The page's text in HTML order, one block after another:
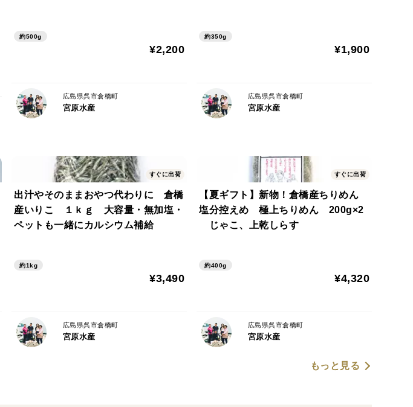
約500g
¥2,200
広島県呉市倉橋町
宮原水産
約350g
¥1,900
広島県呉市倉橋町
宮原水産
すぐに出荷
出汁やそのままおやつ代わりに 倉橋
産いりこ １ｋｇ 大容量・無加塩・
ペットも一緒にカルシウム補給
約1kg
¥3,490
広島県呉市倉橋町
宮原水産
すぐに出荷
【夏ギフト】新物！倉橋産ちりめん
塩分控えめ 極上ちりめん 200g×2
じゃこ、上乾しらす
約400g
¥4,320
広島県呉市倉橋町
宮原水産
もっと見る